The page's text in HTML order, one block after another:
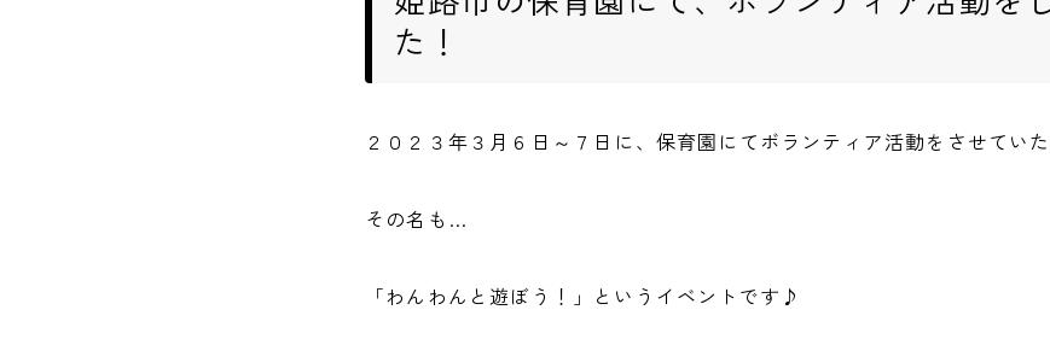
た！
２０２３年３月６日～７日に、保育園にてボランティア活動をさせてい
その名も…
「わんわんと遊ぼう！」というイベントです♪